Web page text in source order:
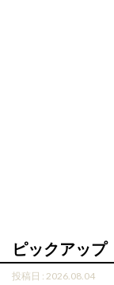
ピックアップ
投稿日 : 2026.08.04